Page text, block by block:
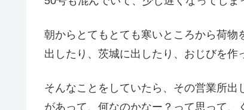
朝からとてもとても寒いところから荷
出したり、茨城に出したり、おじびを作
そんなことをしていたら、その営業所
があって、何なのかなー？って思って